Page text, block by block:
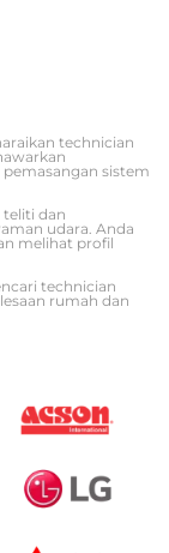
technician
sistem
teliti dan
udara. Anda
melihat profil
technician
rumah dan